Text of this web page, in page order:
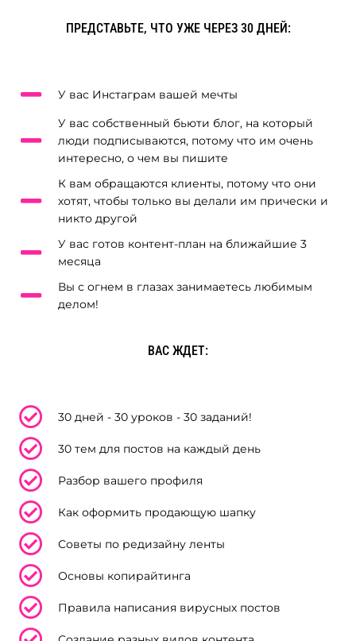
ПРЕДСТАВЬТЕ, ЧТО УЖЕ ЧЕРЕЗ 30 ДНЕЙ:
У вас Инстаграм вашей мечты
У вас собственный бьюти блог, на который
люди подписываются, потому что им очень
интересно, о чем вы пишите
К вам обращаются клиенты, потому что они
хотят, чтобы только вы делали им прически и
никто другой
У вас готов контент-план на ближайшие 3
месяца
Вы с огнем в глазах занимаетесь любимым
делом!
ВАС ЖДЕТ:
30 дней - 30 уроков - 30 заданий!
30 тем для постов на каждый день
Разбор вашего профиля
Как оформить продающую шапку
Советы по редизайну ленты
Основы копирайтинга
Правила написания вирусных постов